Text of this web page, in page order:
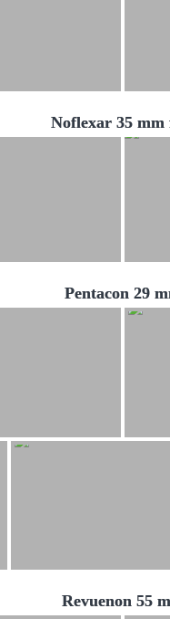
Noflexar 35 mm
Pentacon 29
Revuenon 55